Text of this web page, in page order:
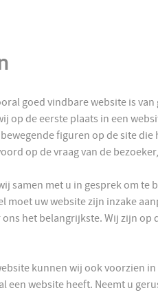
goed vindbare website is
op de eerste plaats in een
figuren op de site
op de vraag van de
samen met u in gesprek om
moet uw website zijn inzake
het belangrijkste. Wij zijn op
kunnen wij ook voorzien
een website heeft. Neemt u